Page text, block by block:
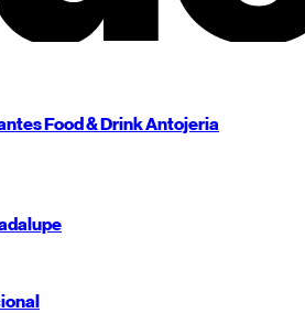
Food & DrinkAntojeria